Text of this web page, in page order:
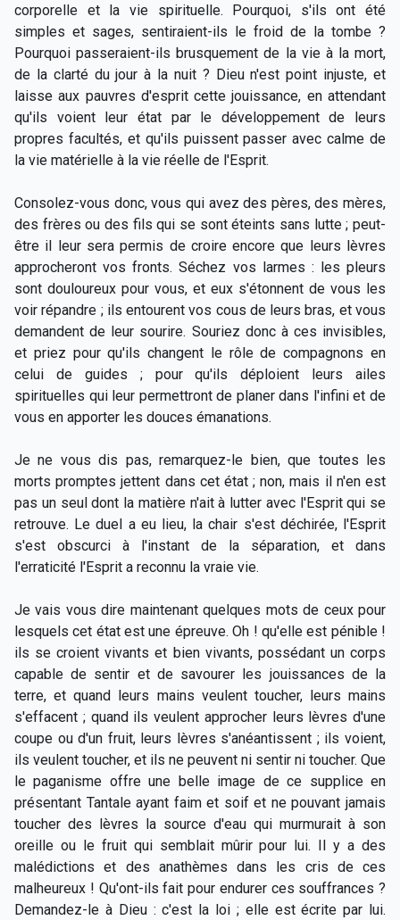
corporelle et la vie spirituelle. Pourquoi, s'ils ont été
simples et sages, sentiraient-ils le froid de la tombe ?
Pourquoi passeraient-ils brusquement de la vie à la mort,
de la clarté du jour à la nuit ? Dieu n'est point injuste, et
laisse aux pauvres d'esprit cette jouissance, en attendant
qu'ils voient leur état par le développement de leurs
propres facultés, et qu'ils puissent passer avec calme de
la vie matérielle à la vie réelle de l'Esprit.
Consolez-vous donc, vous qui avez des pères, des mères,
des frères ou des fils qui se sont éteints sans lutte ; peut-
être il leur sera permis de croire encore que leurs lèvres
approcheront vos fronts. Séchez vos larmes : les pleurs
sont douloureux pour vous, et eux s'étonnent de vous les
voir répandre ; ils entourent vos cous de leurs bras, et vous
demandent de leur sourire. Souriez donc à ces invisibles,
et priez pour qu'ils changent le rôle de compagnons en
celui de guides ; pour qu'ils déploient leurs ailes
spirituelles qui leur permettront de planer dans l'infini et de
vous en apporter les douces émanations.
Je ne vous dis pas, remarquez-le bien, que toutes les
morts promptes jettent dans cet état ; non, mais il n'en est
pas un seul dont la matière n'ait à lutter avec l'Esprit qui se
retrouve. Le duel a eu lieu, la chair s'est déchirée, l'Esprit
s'est obscurci à l'instant de la séparation, et dans
l'erraticité l'Esprit a reconnu la vraie vie.
Je vais vous dire maintenant quelques mots de ceux pour
lesquels cet état est une épreuve. Oh ! qu'elle est pénible !
ils se croient vivants et bien vivants, possédant un corps
capable de sentir et de savourer les jouissances de la
terre, et quand leurs mains veulent toucher, leurs mains
s'effacent ; quand ils veulent approcher leurs lèvres d'une
coupe ou d'un fruit, leurs lèvres s'anéantissent ; ils voient,
ils veulent toucher, et ils ne peuvent ni sentir ni toucher. Que
le paganisme offre une belle image de ce supplice en
présentant Tantale ayant faim et soif et ne pouvant jamais
toucher des lèvres la source d'eau qui murmurait à son
oreille ou le fruit qui semblait mûrir pour lui. Il y a des
malédictions et des anathèmes dans les cris de ces
malheureux ! Qu'ont-ils fait pour endurer ces souffrances ?
Demandez-le à Dieu : c'est la loi ; elle est écrite par lui.